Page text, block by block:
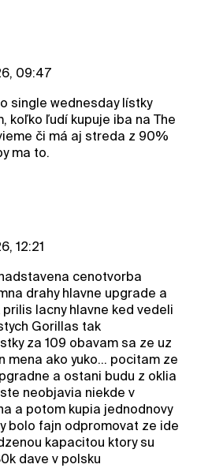
09:47
single wednesday lístky
koľko ľudí kupuje iba na The
či má aj streda z 90%
ma to.
12:21
cenotvorba
drahy hlavne upgrade a
lacny hlavne ked vedeli
Gorillas tak
za 109 obavam sa ze uz
mena ako yuko... pocitam ze
a ostani budu z oklia
neobjavia niekde v
a potom kupia jednodnovy
bolo fajn odpromovat ze ide
kapacitou ktory su
dave v polsku